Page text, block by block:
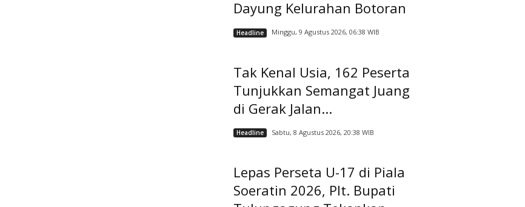
Dayung Kelurahan Botoran
Headline Minggu, 9 Agustus 2026, 06:38 WIB
Tak Kenal Usia, 162 Peserta
Tunjukkan Semangat Juang
di Gerak Jalan...
Headline Sabtu, 8 Agustus 2026, 20:38 WIB
Lepas Perseta U-17 di Piala
Soeratin 2026, Plt. Bupati